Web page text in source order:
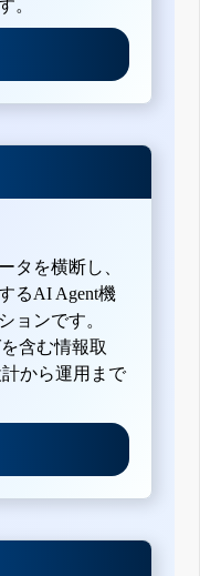
。
タを横断し、
るAI Agent機
ョンです。
含む情報取
から運用まで